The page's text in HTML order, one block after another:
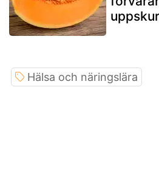
Hälsa och näringslära